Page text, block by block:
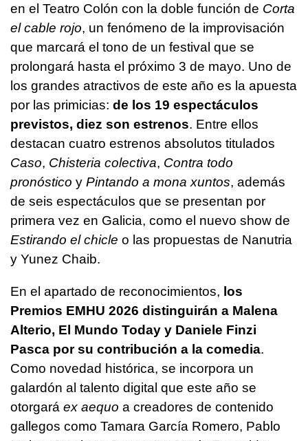
en el Teatro Colón con la doble función de Corta
el cable rojo, un fenómeno de la improvisación
que marcará el tono de un festival que se
prolongará hasta el próximo 3 de mayo. Uno de
los grandes atractivos de este año es la apuesta
por las primicias: de los 19 espectáculos
previstos, diez son estrenos. Entre ellos
destacan cuatro estrenos absolutos titulados
Caso, Chisteria colectiva, Contra todo
pronóstico y Pintando a mona xuntos, además
de seis espectáculos que se presentan por
primera vez en Galicia, como el nuevo show de
Estirando el chicle o las propuestas de Nanutria
y Yunez Chaib.
En el apartado de reconocimientos, los
Premios EMHU 2026 distinguirán a Malena
Alterio, El Mundo Today y Daniele Finzi
Pasca por su contribución a la comedia.
Como novedad histórica, se incorpora un
galardón al talento digital que este año se
otorgará ex aequo a creadores de contenido
gallegos como Tamara García Romero, Pablo